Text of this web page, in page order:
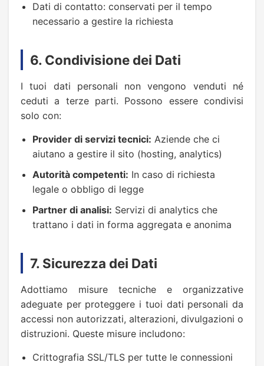
Dati di contatto: conservati per il tempo
necessario a gestire la richiesta
6. Condivisione dei Dati
I tuoi dati personali non vengono venduti né
ceduti a terze parti. Possono essere condivisi
solo con:
Provider di servizi tecnici: Aziende che ci
aiutano a gestire il sito (hosting, analytics)
Autorità competenti: In caso di richiesta
legale o obbligo di legge
Partner di analisi: Servizi di analytics che
trattano i dati in forma aggregata e anonima
7. Sicurezza dei Dati
Adottiamo misure tecniche e organizzative
adeguate per proteggere i tuoi dati personali da
accessi non autorizzati, alterazioni, divulgazioni o
distruzioni. Queste misure includono:
Crittografia SSL/TLS per tutte le connessioni